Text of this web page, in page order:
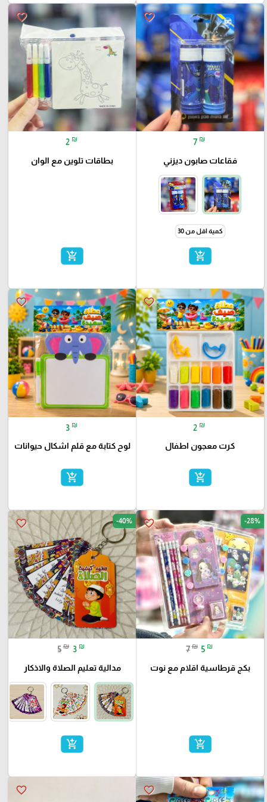
favorite_border
7 ₪
فقاعات صابون ديزني
كمية اقل من 30
add_shopping_cart
favorite_border
2 ₪
بطاقات تلوين مع الوان
add_shopping_cart
favorite_border
2 ₪
كرت معجون اطفال
add_shopping_cart
favorite_border
3 ₪
لوح كتابة مع قلم اشكال حيوانات
add_shopping_cart
favorite_border -28%
7 ₪ 5 ₪
بكج قرطاسية اقلام مع نوت
add_shopping_cart
favorite_border -40%
5 ₪ 3 ₪
مدالية تعليم الصلاة والاذكار
add_shopping_cart
favorite_border
favorite_border